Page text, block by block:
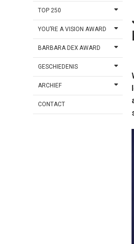
TOP 250
YOU’RE A VISION AWARD
BARBARA DEX AWARD
GESCHIEDENIS
ARCHIEF
CONTACT